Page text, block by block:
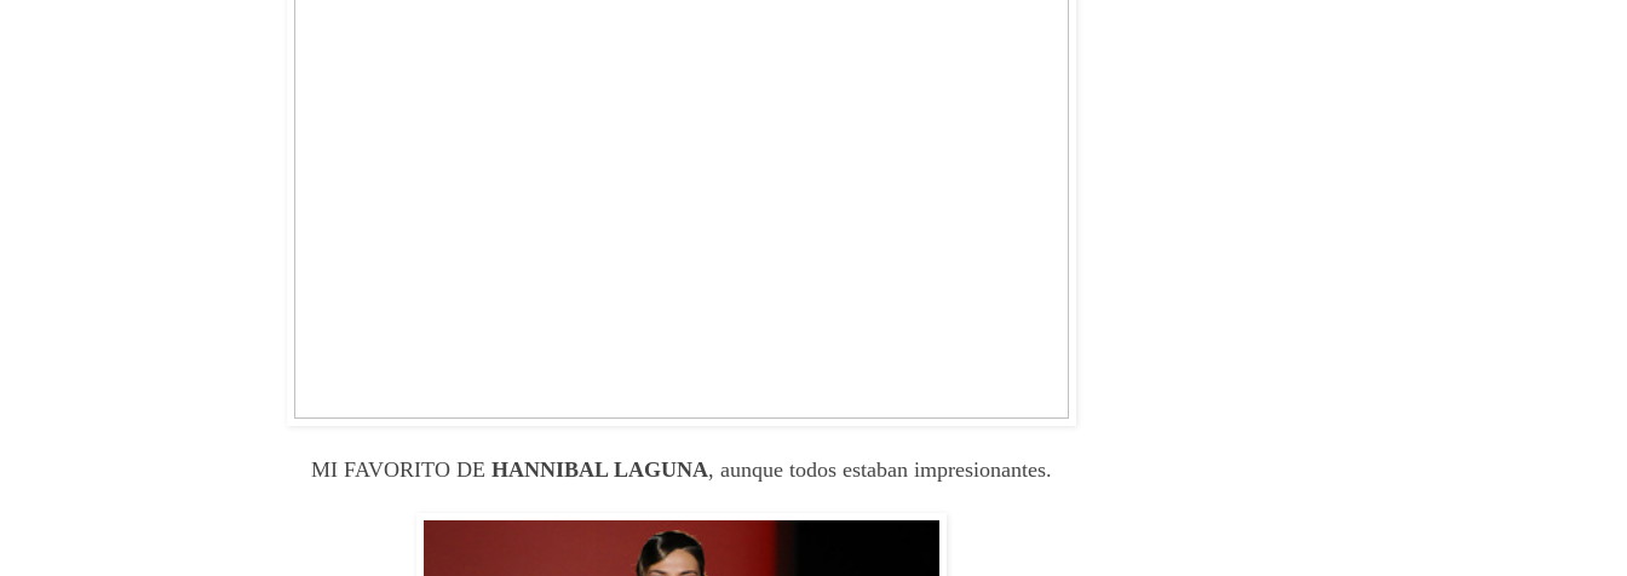
MI FAVORITO DEHANNIBAL LAGUNA, aunque todos estaban impresionantes.